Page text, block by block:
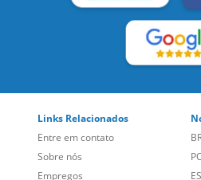
Links Relacionados
Entre em contato